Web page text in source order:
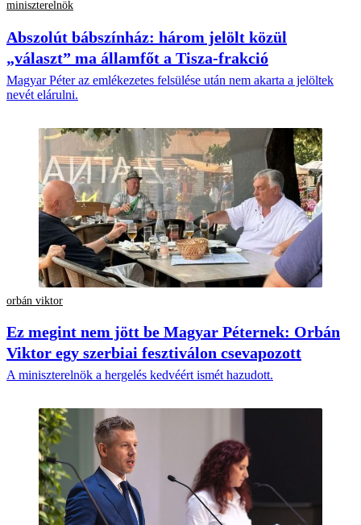
miniszterelnök
Abszolút bábszínház: három jelölt közül
„választ” ma államfőt a Tisza-frakció
Magyar Péter az emlékezetes felsülése után nem akarta a jelöltek
nevét elárulni.
orbán viktor
Ez megint nem jött be Magyar Péternek: Orbán
Viktor egy szerbiai fesztiválon csevapozott
A miniszterelnök a hergelés kedvéért ismét hazudott.